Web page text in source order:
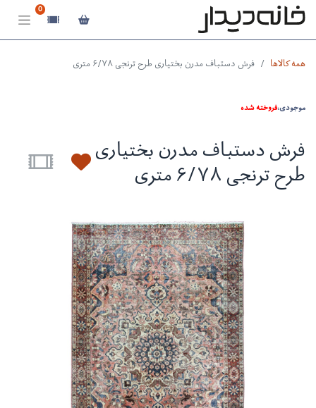
0
همه کالاها فرش دستباف مدرن بختیاری طرح ترنجی ۶/۷۸ متری
موجودی:فروخته شده
فرش دستباف مدرن بختیاری
طرح ترنجی ۶/۷۸ متری